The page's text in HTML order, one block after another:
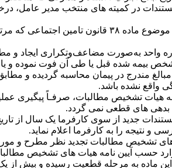
در کمیته های منتخب مدیر عامل،
١‏‏‏‏‏‏‏‏‏‏- در صورتی که پس ازقطعیت بدهی،
مندرج در پیمان محاسبه گردیده و
واقع نشده باشد.
به هیات تشخیص مطالبات، صرفـاً
بدهی های قطعی نمی گردد.
و مستندات جدید از سوی کارفرما یک سال
و نتیجه را به کارفرما اعلام نماید.
هیات های تشخیص مطالبات تجدید نظر
حسب آیین نامه هیات های تشخیص
شدن این ماده به مرحله قطعیت رسیده و